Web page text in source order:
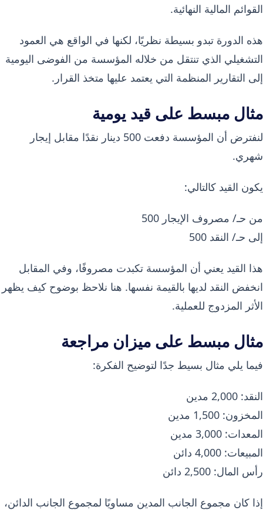
القوائم المالية النهائية.
هذه الدورة تبدو بسيطة نظريًا، لكنها في الواقع هي العمود
التشغيلي الذي تنتقل من خلاله المؤسسة من الفوضى اليومية
إلى التقارير المنظمة التي يعتمد عليها متخذ القرار.
مثال مبسط على قيد يومية
لنفترض أن المؤسسة دفعت 500 دينار نقدًا مقابل إيجار
شهري.
يكون القيد كالتالي:
من حـ/ مصروف الإيجار 500
إلى حـ/ النقد 500
هذا القيد يعني أن المؤسسة تكبدت مصروفًا، وفي المقابل
انخفض النقد لديها بالقيمة نفسها. هنا نلاحظ بوضوح كيف يظهر
الأثر المزدوج للعملية.
مثال مبسط على ميزان مراجعة
فيما يلي مثال بسيط جدًا لتوضيح الفكرة:
النقد: 2,000 مدين
المخزون: 1,500 مدين
المعدات: 3,000 مدين
المبيعات: 4,000 دائن
رأس المال: 2,500 دائن
إذا كان مجموع الجانب المدين مساويًا لمجموع الجانب الدائن،